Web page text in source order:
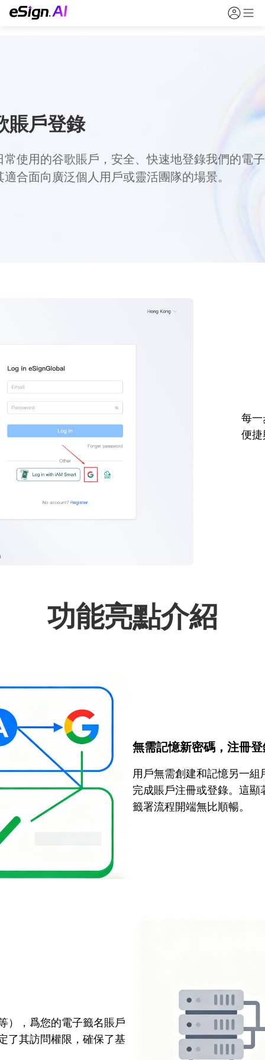
賬戶登錄
使用的谷歌賬戶，安全、快速地登錄我們的電
合面向廣泛個人用戶或靈活團隊的場景。
每
便
功能亮點介紹
無需記憶新密碼，注冊
用戶無需創建和記憶另一
完成賬戶注冊或登錄。這
籤署流程開端無比順暢。
），爲您的電子籤名賬戶
了其訪問權限，確保了基